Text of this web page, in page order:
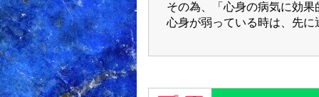
その為、「心身の病気に効
心身が弱っている時は、先